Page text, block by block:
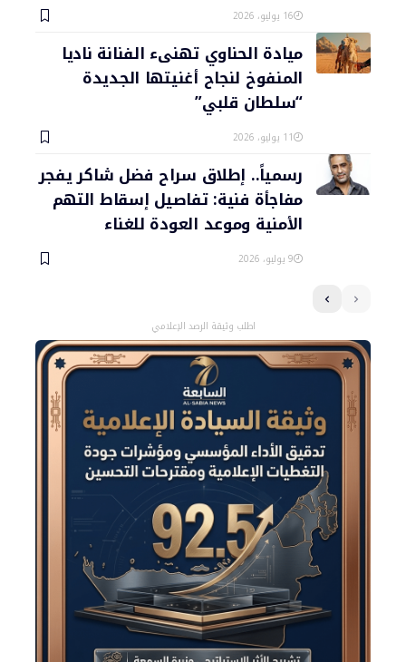
16 يوليو، 2026
ميادة الحناوي تهنىء الفنانة ناديا
المنفوخ لنجاح أغنيتها الجديدة
“سلطان قلبي”
11 يوليو، 2026
رسمياً.. إطلاق سراح فضل شاكر يفجر
مفاجأة فنية: تفاصيل إسقاط التهم
الأمنية وموعد العودة للغناء
9 يوليو، 2026
اطلب وثيقة الرصد الإعلامي